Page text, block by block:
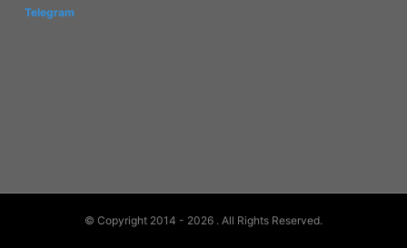
Telegram
© Copyright 2014 - 2026 . All Rights Reserved.